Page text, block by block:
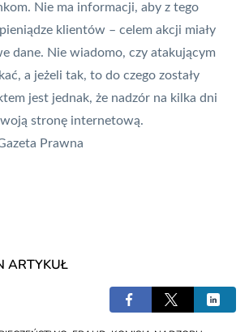
Nie ma informacji, aby z tego
klientów – celem akcji miały
dane. Nie wiadomo, czy atakującym
a jeżeli tak, to do czego zostały
jest jednak, że nadzór na kilka dni
stronę internetową.
Prawna
ARTYKUŁ